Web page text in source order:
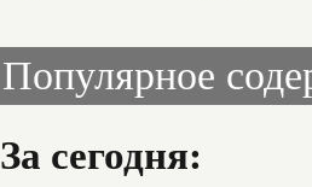
Популярное
За сегодня: